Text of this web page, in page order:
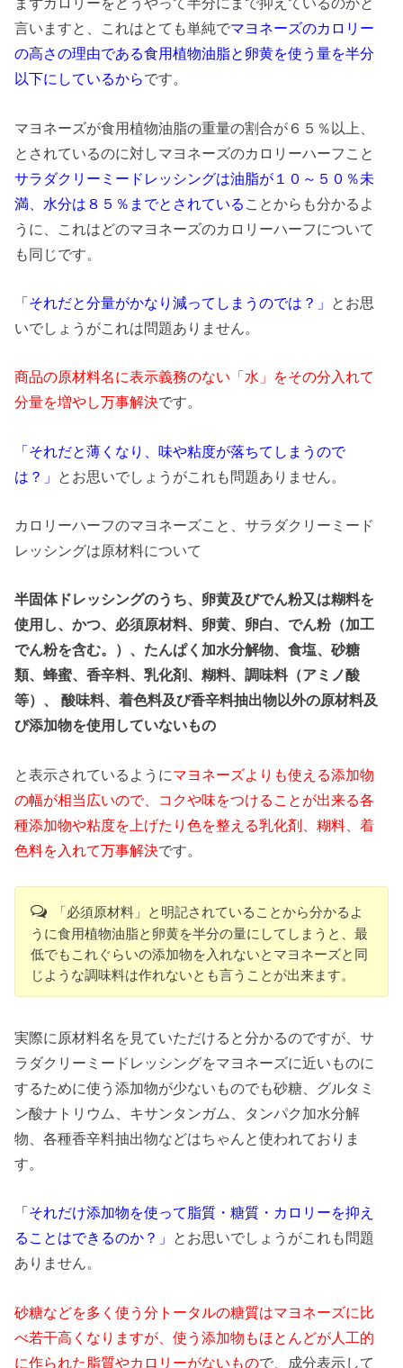
言いますと、これはとても単純でマヨネーズのカロリー
の高さの理由である食用植物油脂と卵黄を使う量を半分
以下にしているからです。
マヨネーズが食用植物油脂の重量の割合が６５％以上、
とされているのに対しマヨネーズのカロリーハーフこと
サラダクリーミードレッシングは油脂が１０～５０％未
満、水分は８５％までとされている ことからも分かるよ
うに、これはどのマヨネーズのカロリーハーフについて
も同じです。
「それだと分量がかなり減ってしまうのでは？」 とお思
いでしょうがこれは問題ありません。
商品の原材料名に表示義務のない「水」をその分入れて
分量を増やし万事解決です。
「それだと薄くなり、味や粘度が落ちてしまうので
は？」 とお思いでしょうがこれも問題ありません。
カロリーハーフのマヨネーズこと、サラダクリーミード
レッシングは原材料について
半固体ドレッシングのうち、卵黄及びでん粉又は糊料を
使用し、かつ、必須原材料、卵黄、卵白、でん粉（加工
でん粉を含む。）、たんぱく加水分解物、食塩、砂糖
類、蜂蜜、香辛料、乳化剤、糊料、調味料（アミノ酸
等）、 酸味料、着色料及び香辛料抽出物以外の原材料及
び添加物を使用していないもの
と表示されているようにマヨネーズよりも使える添加物
の幅が相当広いので、コクや味をつけることが出来る各
種添加物や粘度を上げたり色を整える乳化剤、糊料、着
色料を入れて万事解決です。
「必須原材料」と明記されていることから分かるよ
うに食用植物油脂と卵黄を半分の量にしてしまうと、最
低でもこれぐらいの添加物を入れないとマヨネーズと同
じような調味料は作れないとも言うことが出来ます。
実際に原材料名を見ていただけると分かるのですが、サ
ラダクリーミードレッシングをマヨネーズに近いものに
するために使う添加物が少ないものでも砂糖、グルタミ
ン酸ナトリウム、キサンタンガム、タンパク加水分解
物、各種香辛料抽出物などはちゃんと使われておりま
す。
「それだけ添加物を使って脂質・糖質・カロリーを抑え
ることはできるのか？」 とお思いでしょうがこれも問題
ありません。
砂糖などを多く使う分トータルの糖質はマヨネーズに比
べ若干高くなりますが、使う添加物もほとんどが人工的
に作られた脂質やカロリーがないもので、成分表示して